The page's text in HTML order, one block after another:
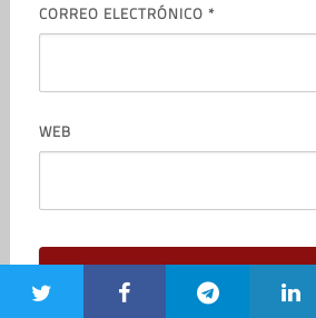
CORREO ELECTRÓNICO *
WEB